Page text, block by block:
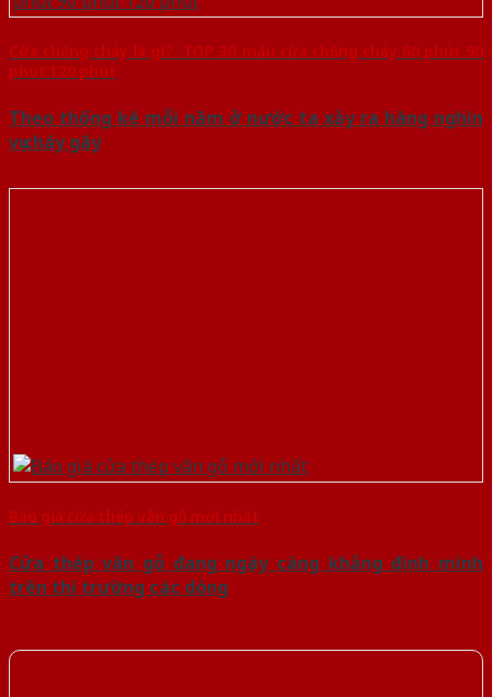
Cửa chống cháy là gì?. TOP 30 mẫu cửa chống cháy 60 phút 90
phút 120 phút
Theo thống kê mỗi năm ở nước ta xảy ra hàng nghìn
vụ cháy gây
Báo giá cửa thép vân gỗ mới nhất
Cửa thép vân gỗ đang ngày càng khẳng định mình
trên thị trường các dòng